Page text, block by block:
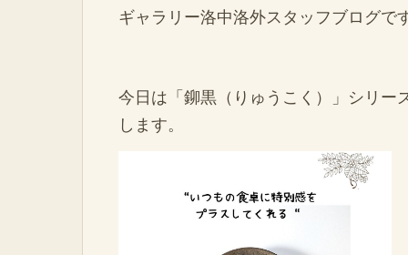
ギャラリー洛中洛外スタッフブログで
今日は「鉚黒（りゅうこく）」シリー
します。